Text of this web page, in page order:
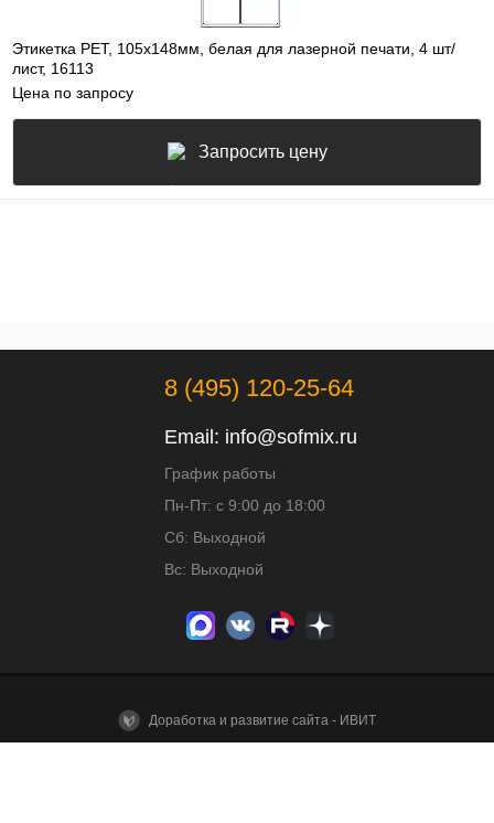
Этикетка PEТ, 105х148мм, белая для лазерной печати, 4 шт/
лист, 16113
Цена по запросу
Запросить цену
8 (495) 120-25-64
Email: info@sofmix.ru
График работы
Пн-Пт: с 9:00 до 18:00
Сб: Выходной
Вс: Выходной
Доработка и развитие сайта - ИВИТ